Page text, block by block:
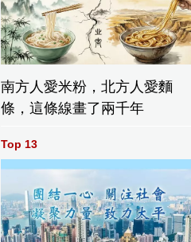
南方人愛米粉，北方人愛麵
條，這條線畫了兩千年
Top 13